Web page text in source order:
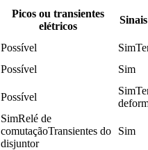
Picos ou transientes
elétricos
Possível
Possível
Sim
Possível
SimRelé de
comutaçãoTransientes do
disjuntor
Sim